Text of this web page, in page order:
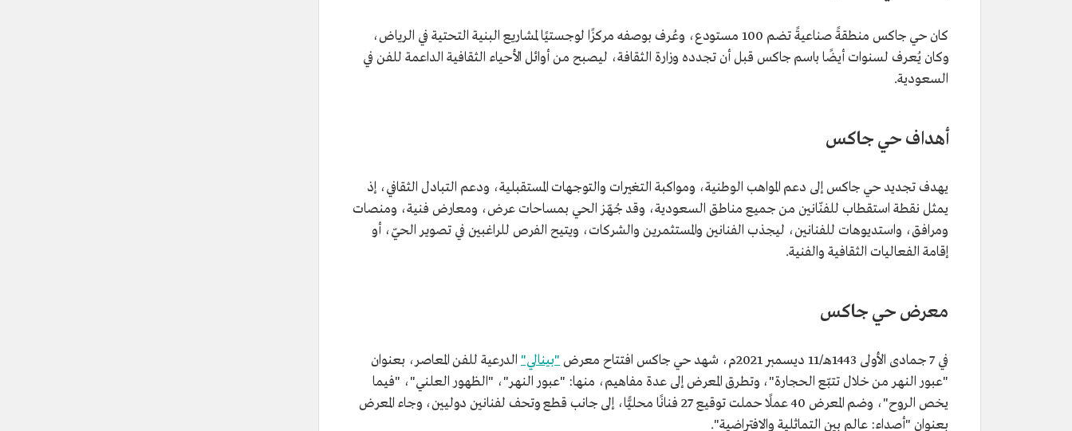
كان حي جاكس منطقةً صناعيةً تضم 100 مستودع، وعُرف بوصفه مركزًا لوجستيًا لمشاريع البنية التحتية في الرياض،
وكان يُعرف لسنوات أيضًا باسم جاكس قبل أن تجدده وزارة الثقافة، ليصبح من أوائل الأحياء الثقافية الداعمة للفن في
السعودية.
أهداف حي جاكس
يهدف تجديد حي جاكس إلى دعم المواهب الوطنية، ومواكبة التغيرات والتوجهات المستقبلية، ودعم التبادل الثقافي، إذ
يمثل نقطة استقطاب للفنّانين من جميع مناطق السعودية، وقد جُهّز الحي بمساحات عرض، ومعارض فنية، ومنصات
ومرافق، واستديوهات للفنانين، ليجذب الفنانين والمستثمرين والشركات، ويتيح الفرص للراغبين في تصوير الحيّ، أو
إقامة الفعاليات الثقافية والفنية.
معرض حي جاكس
في 7 جمادى الأولى 1443هـ/11 ديسمبر 2021م، شهد حي جاكس افتتاح معرض "بينالي" الدرعية للفن المعاصر، بعنوان
"عبور النهر من خلال تتبّع الحجارة"، وتطرق المعرض إلى عدة مفاهيم، منها: "عبور النهر"، "الظهور العلني"، "فيما
يخص الروح"، وضم المعرض 40 عملًا حملت توقيع 27 فنانًا محليًّا، إلى جانب قطع وتحف لفنانين دوليين، وجاء المعرض
بعنوان "أصداء: عالم بين التماثلية والافتراضية".